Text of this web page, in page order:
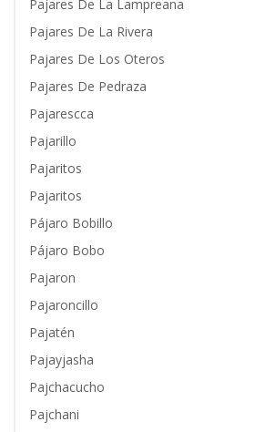
Pajares De La Lampreana
Pajares De La Rivera
Pajares De Los Oteros
Pajares De Pedraza
Pajarescca
Pajarillo
Pajaritos
Pajaritos
Pájaro Bobillo
Pájaro Bobo
Pajaron
Pajaroncillo
Pajatén
Pajayjasha
Pajchacucho
Pajchani